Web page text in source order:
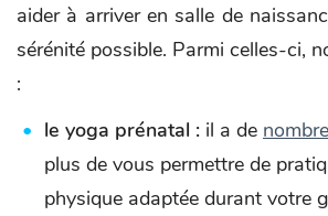
aider à arriver en salle de
sérénité possible. Parmi celles-ci,
:
le yoga prénatal : il a de
plus de vous permettre de
physique adaptée durant votre